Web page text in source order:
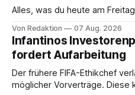
Alles, was du heute am
Von Redaktion 07 Aug. 2026
Infantinos
fordert Aufarbeitung
Der frühere FIFA-Ethikchef
möglicher Vorverträge. Diese